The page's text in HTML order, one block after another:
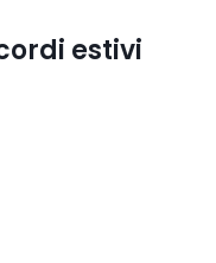
estivi